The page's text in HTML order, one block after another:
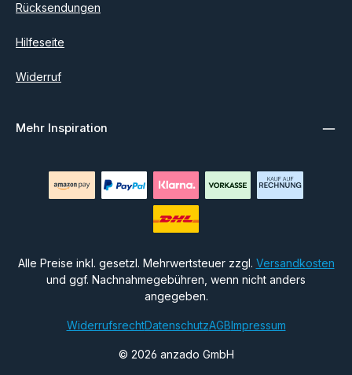
Rücksendungen
Hilfeseite
Widerruf
Mehr Inspiration
Alle Preise inkl. gesetzl. Mehrwertsteuer zzgl. Versandkosten
und ggf. Nachnahmegebühren, wenn nicht anders
angegeben.
© 2026 anzado GmbH
WiderrufsrechtDatenschutzAGBImpressum